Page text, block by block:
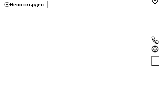
Непотвърден